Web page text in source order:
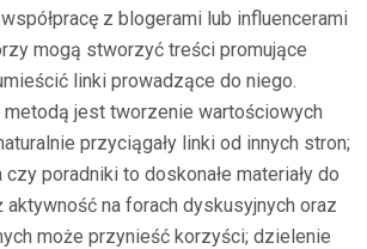
z blogerami lub influencerami
mogą stworzyć treści promujące
linki prowadzące do niego.
jest tworzenie wartościowych
przyciągały linki od innych stron;
poradniki to doskonałe materiały do
aktywność na forach dyskusyjnych oraz
może przynieść korzyści; dzielenie